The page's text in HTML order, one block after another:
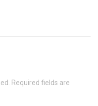
Required fields are